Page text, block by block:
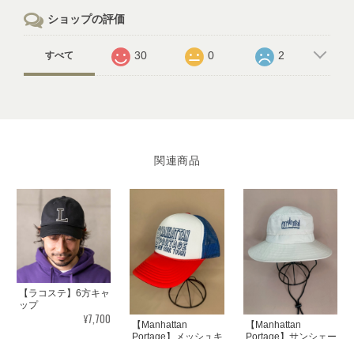
ショップの評価
すべて 30 0 2
関連商品
【ラコステ】6方キャ
ップ
¥7,700
【Manhattan
Portage】メッシュキ
【Manhattan
Portage】サンシェー